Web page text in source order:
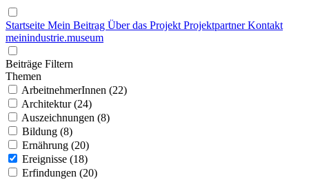
Startseite Mein Beitrag Über das Projekt ProjektpartnerKontakt
meinindustrie.museum
Beiträge Filtern
Themen
ArbeitnehmerInnen (22)
Architektur (24)
Auszeichnungen (8)
Bildung (8)
Ernährung (20)
Ereignisse (18)
Erfindungen (20)